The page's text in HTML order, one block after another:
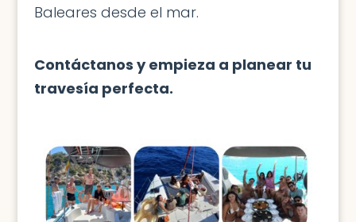
Baleares desde el mar.
Contáctanos y empieza a planear tu
travesía perfecta.